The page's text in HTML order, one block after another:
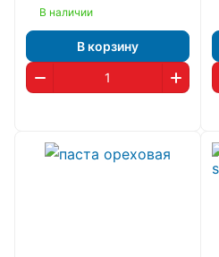
В наличии
В корзину